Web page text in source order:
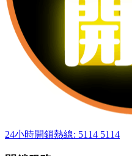
24小時開鎖熱線: 5114 5114